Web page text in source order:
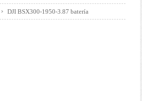
DJI BSX300-1950-3.87 batería